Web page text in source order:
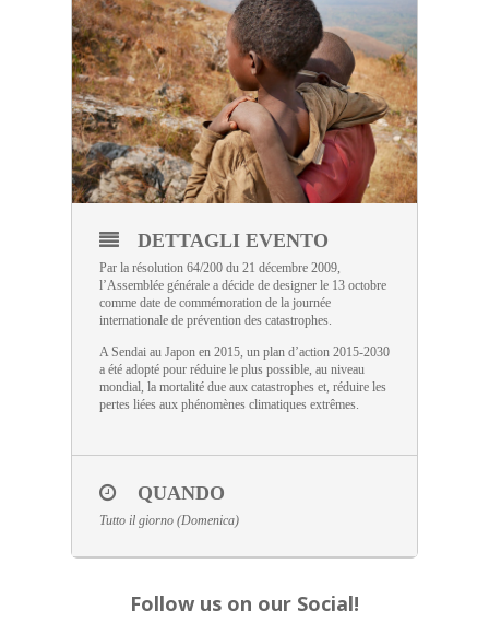
DETTAGLI EVENTO
Par la résolution 64/200 du 21 décembre 2009,
l’Assemblée générale a décide de designer le 13 octobre
comme date de commémoration de la journée
internationale de prévention des catastrophes.
A Sendai au Japon en 2015, un plan d’action 2015-2030
a été adopté pour réduire le plus possible, au niveau
mondial, la mortalité due aux catastrophes et, réduire les
pertes liées aux phénomènes climatiques extrêmes.
QUANDO
Tutto il giorno (Domenica)
Follow us on our Social!